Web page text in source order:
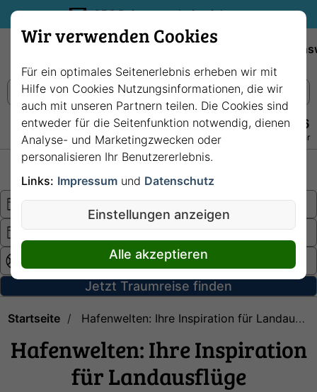
35€ Reisegutschein sichern.
+49 228 3875 7256
Persönlich · Kostenlos · Täglich 08–22 Uhr
Jetzt Traumreise finden
Startseite Hafenwelten: Ihre Inspiration für Landausflüge
Hafenwelten: Ihre Inspiration
für Landausflüge
Wir verwenden Cookies
Für ein optimales Seitenerlebnis erheben wir mit
Hilfe von Cookies Nutzungsinformationen, die wir
auch mit unseren Partnern teilen. Die Cookies sind
entweder für die Seitenfunktion notwendig, dienen
Analyse- und Marketingzwecken oder
personalisieren Ihr Benutzererlebnis.
Links: Impressum und Datenschutz
Einstellungen anzeigen
Alle akzeptieren